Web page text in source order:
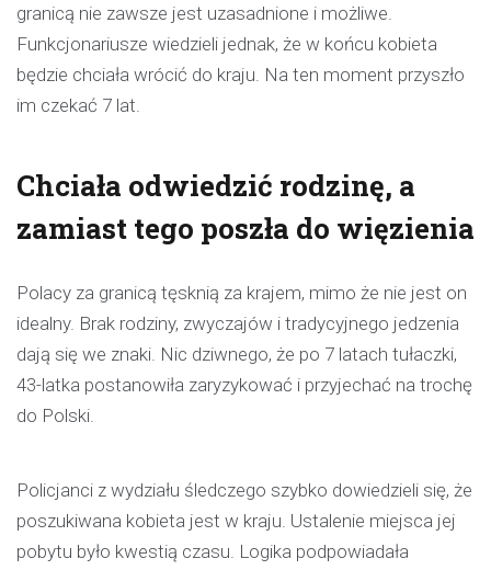
granicą nie zawsze jest uzasadnione i możliwe.
Funkcjonariusze wiedzieli jednak, że w końcu kobieta
będzie chciała wrócić do kraju. Na ten moment przyszło
im czekać 7 lat.
Chciała odwiedzić rodzinę, a
zamiast tego poszła do więzienia
Polacy za granicą tęsknią za krajem, mimo że nie jest on
idealny. Brak rodziny, zwyczajów i tradycyjnego jedzenia
dają się we znaki. Nic dziwnego, że po 7 latach tułaczki,
43-latka postanowiła zaryzykować i przyjechać na trochę
do Polski.
Policjanci z wydziału śledczego szybko dowiedzieli się, że
poszukiwana kobieta jest w kraju. Ustalenie miejsca jej
pobytu było kwestią czasu. Logika podpowiadała